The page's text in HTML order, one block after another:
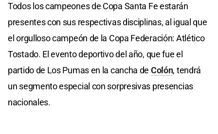
Todos los campeones de Copa Santa Fe estarán
presentes con sus respectivas disciplinas, al igual que
el orgulloso campeón de la Copa Federación: Atlético
Tostado. El evento deportivo del año, que fue el
partido de Los Pumas en la cancha de Colón, tendrá
un segmento especial con sorpresivas presencias
nacionales.